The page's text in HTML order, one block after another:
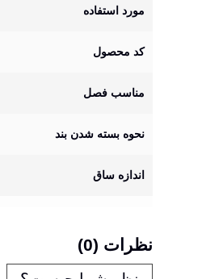
مورد استفاده
کد محصول
مناسب فصل
نحوه بسته شدن بند
اندازه ساق
نظرات (0)